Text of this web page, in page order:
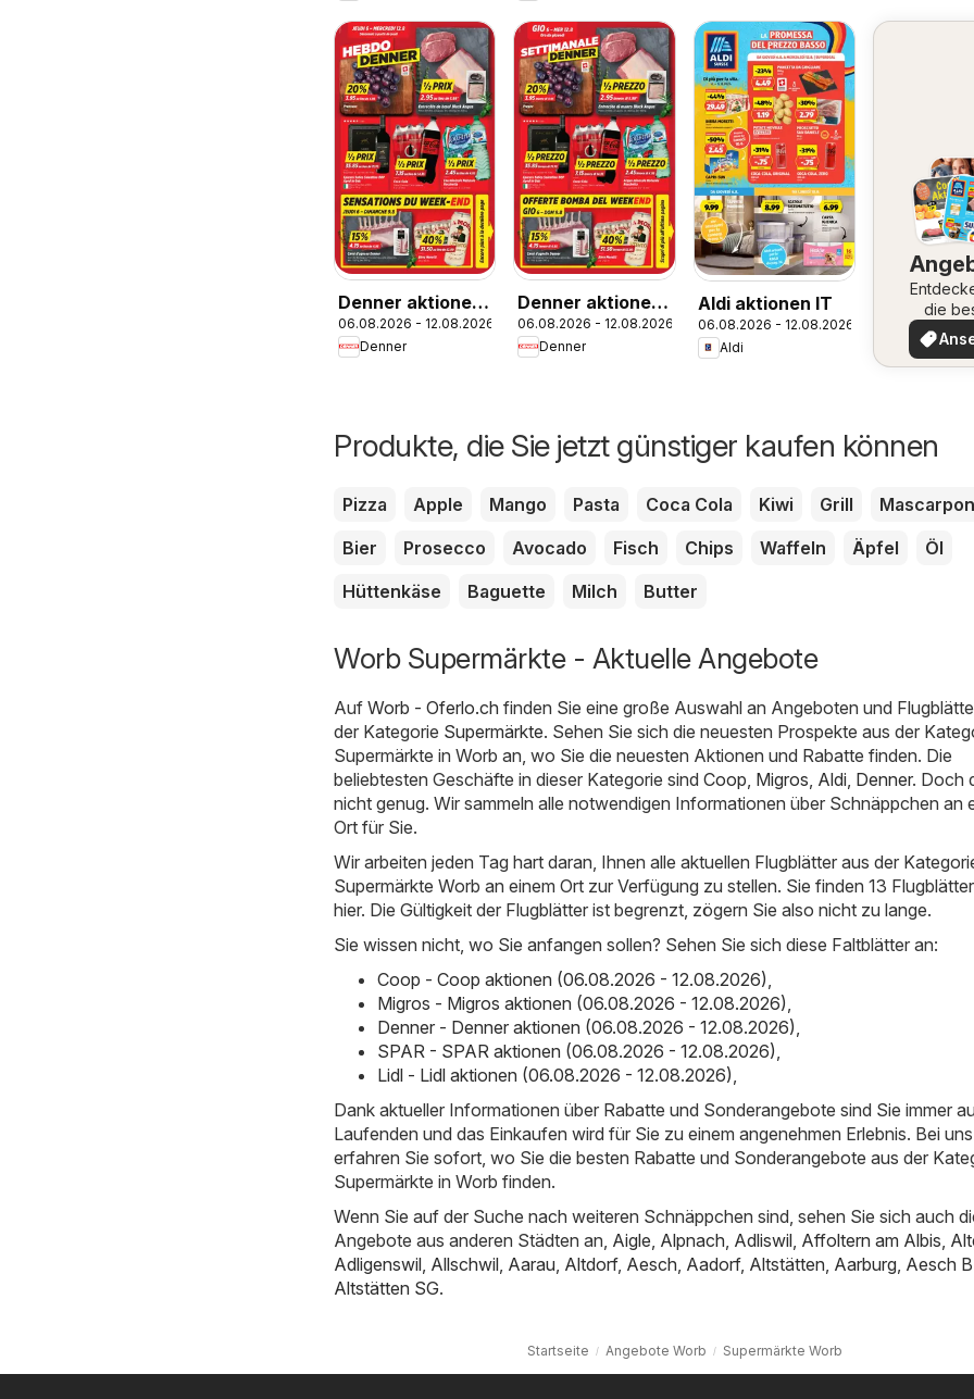
Denner aktionen
FR
06.08.2026 - 12.08.2026
Denner
Denner aktionen
IT
06.08.2026 - 12.08.2026
Denner
Aldi aktionen IT
06.08.2026 - 12.08.2026
Aldi
die
Produkte, die Sie jetzt günstiger kaufen können
Pizza Apple Mango Pasta Coca Cola Kiwi Grill
Bier
Prosecco Avocado Fisch Chips Waffeln Äpfel
Öl
Hüttenkäse
Baguette Milch Butter
Worb Supermärkte - Aktuelle Angebote
Auf Worb - Oferlo.ch finden Sie eine große Auswahl an Angeboten und
der Kategorie Supermärkte. Sehen Sie sich die neuesten Prospekte aus der
Supermärkte in Worb an, wo Sie die neuesten Aktionen und Rabatte finden. Die
beliebtesten Geschäfte in dieser Kategorie sind Coop Migros Aldi Denner. Doch
nicht genug. Wir sammeln alle notwendigen Informationen über Schnäppchen an
Ort für Sie.
Wir arbeiten jeden Tag hart daran, Ihnen alle aktuellen Flugblätter aus der
Supermärkte Worb an einem Ort zur Verfügung zu stellen. Sie finden 13
hier. Die Gültigkeit der Flugblätter ist begrenzt, zögern Sie also nicht zu lange.
Sie wissen nicht, wo Sie anfangen sollen? Sehen Sie sich diese Faltblätter an:
Coop - Coop aktionen (06.08.2026 - 12.08.2026)
Migros - Migros aktionen (06.08.2026 - 12.08.2026)
Denner - Denner aktionen (06.08.2026 - 12.08.2026)
SPAR - SPAR aktionen (06.08.2026 - 12.08.2026)
Lidl - Lidl aktionen (06.08.2026 - 12.08.2026)
Dank aktueller Informationen über Rabatte und Sonderangebote sind Sie immer
Laufenden und das Einkaufen wird für Sie zu einem angenehmen Erlebnis. Bei uns
erfahren Sie sofort, wo Sie die besten Rabatte und Sonderangebote aus der
Supermärkte in Worb finden.
Wenn Sie auf der Suche nach weiteren Schnäppchen sind, sehen Sie sich auch
Angebote aus anderen Städten an, Aigle Alpnach Adliswil Affoltern am Albis
Adligenswil Allschwil Aarau Altdorf, Aesch Aadorf, Altstätten Aarburg Aesch
Altstätten SG.
Startseite Angebote Worb Supermärkte Worb